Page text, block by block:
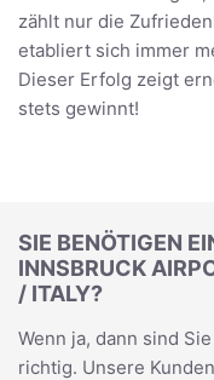
zählt nur die
etabliert sich immer
Dieser Erfolg zeigt
stets gewinnt!
SIE BENÖTIGEN
INNSBRUCK
/ ITALY?
Wenn ja, dann sind
richtig. Unsere